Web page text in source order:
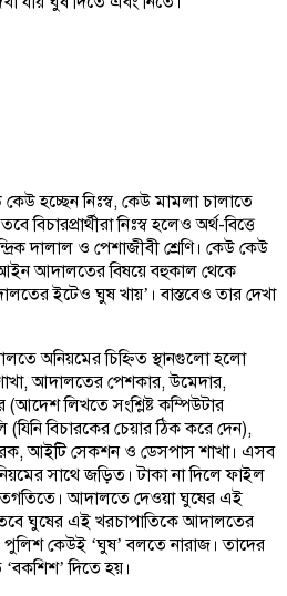
হচ্ছেন নিঃস্ব, কেউ মামলা চালাতে
বিচারপ্রার্থীরা নিঃস্ব হলেও অর্থ-বিত্তে
দালাল ও পেশাজীবী শ্রেণি। কেউ কেউ
আদালতের বিষয়ে বহুকাল থেকে
ইটেও ঘুষ খায়’। বাস্তবেও তার দেখা
অনিয়মের চিহ্নিত স্থানগুলো হলো
আদালতের পেশকার, উমেদার,
লিখতে সংশ্লিষ্ট কম্পিউটার
বিচারকের চেয়ার ঠিক করে দেন),
আইটি সেকশন ও ডেসপাস শাখা। এসব
সাথে জড়িত। টাকা না দিলে ফাইল
আদালতে দেওয়া ঘুষের এই
তবে ঘুষের এই খরচাপাতিকে আদালতের
কেউই ‘ঘুষ’ বলতে নারাজ। তাদের
দিতে হয়।